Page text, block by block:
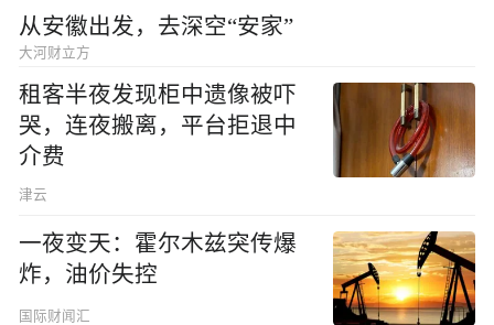
从安徽出发，去深空“安家”
大河财立方
租客半夜发现柜中遗像被吓
哭，连夜搬离，平台拒退中
介费
津云
一夜变天：霍尔木兹突传爆
炸，油价失控
国际财闻汇